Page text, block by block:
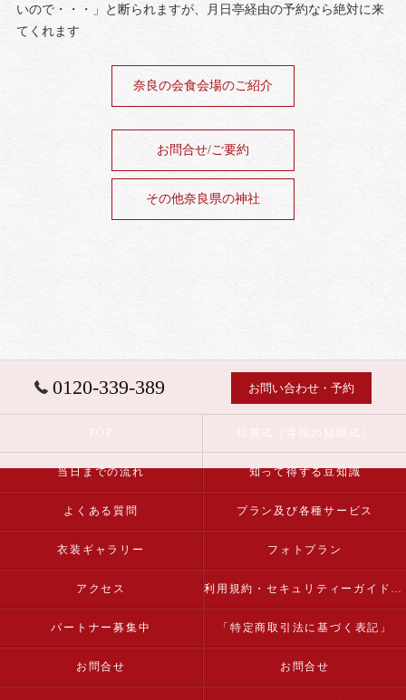
いので・・・」と断られますが、月日亭経由の予約なら絶対に来
てくれます
奈良の会食会場のご紹介
お問合せ/ご要約
その他奈良県の神社
0120-339-389 お問い合わせ・予約
当日までの流れ 知って得する豆知識
よくある質問 プラン及び各種サービス
衣装ギャラリー フォトプラン
アクセス 利用規約・セキュリティーガイドライン
パートナー募集中 「特定商取引法に基づく表記」
お問合せ お問合せ